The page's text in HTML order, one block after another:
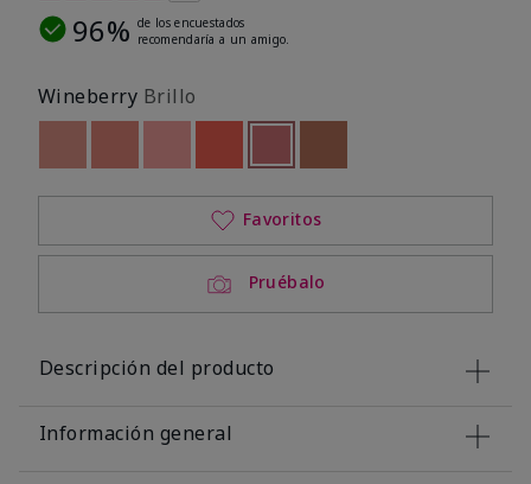
96% de los encuestados
recomendaría a un amigo.
Wineberry Brillo
Out of stockOut of stockseleccionado
Out of stock
Pruébalo
Favoritos
Descripción del producto
Información general